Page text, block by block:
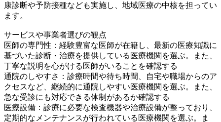
康診断や予防接種なども実施し、地域医療の中核を担ってい
ます。
サービスや事業者選びの観点
医師の専門性：経験豊富な医師が在籍し、最新の医療知識に
基づいた診断・治療を提供している医療機関を選ぶ。また、
丁寧な説明を心がける医師がいることを確認する
通院のしやすさ：診療時間や待ち時間、自宅や職場からのア
クセスなど、継続的に通院しやすい医療機関を選ぶ。また、
急な受診にも対応できる体制があるか確認する
医療設備：診療に必要な検査機器や治療設備が整っており、
定期的なメンテナンスが行われている医療機関を選ぶ。ま